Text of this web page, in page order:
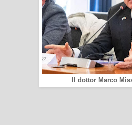
Il dottor Marco